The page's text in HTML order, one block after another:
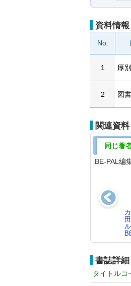
資料情報
No.
1 厚
2 図
関連資料
同じ著
BE-PAL編
書誌詳細
タイトルコ